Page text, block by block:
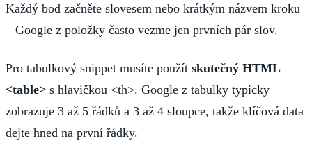
Každý bod začněte slovesem nebo krátkým názvem kroku
– Google z položky často vezme jen prvních pár slov.
Pro tabulkový snippet musíte použít skutečný HTML
<table> s hlavičkou <th>. Google z tabulky typicky
zobrazuje 3 až 5 řádků a 3 až 4 sloupce, takže klíčová data
dejte hned na první řádky.